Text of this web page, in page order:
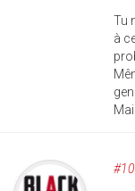
Tu
à